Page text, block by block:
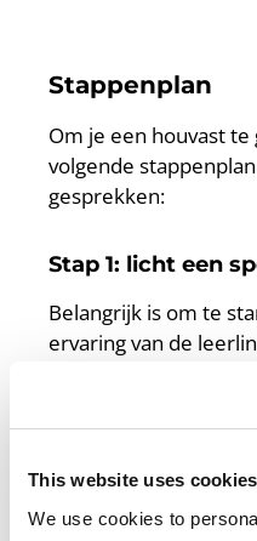
This website uses cookies
We use cookies to
Stappenplan
Om je een houvast
volgende
gesprekken:
Stap 1: licht een
Belangrijk is om te
ervaring van de
met een ervaring
wil praten. Dit kan
of stage, maar mag
Stap 2: vraag